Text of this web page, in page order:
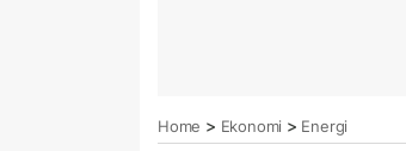
Home > Ekonomi > Energi